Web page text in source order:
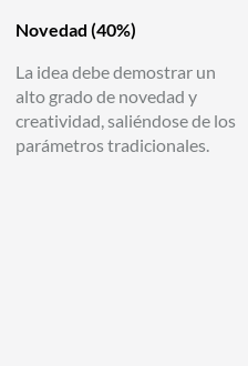
Novedad (40%)
La idea debe demostrar un
alto grado de novedad y
creatividad, saliéndose de los
parámetros tradicionales.